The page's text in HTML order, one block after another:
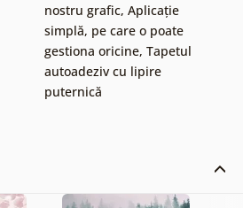
nostru grafic, Aplicație
simplă, pe care o poate
gestiona oricine, Tapetul
autoadeziv cu lipire
puternică